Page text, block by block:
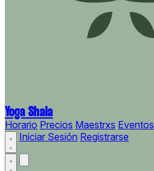
Yoga Shala
Horario Precios Maestrxs Eventos
Iniciar Sesión Registrarse